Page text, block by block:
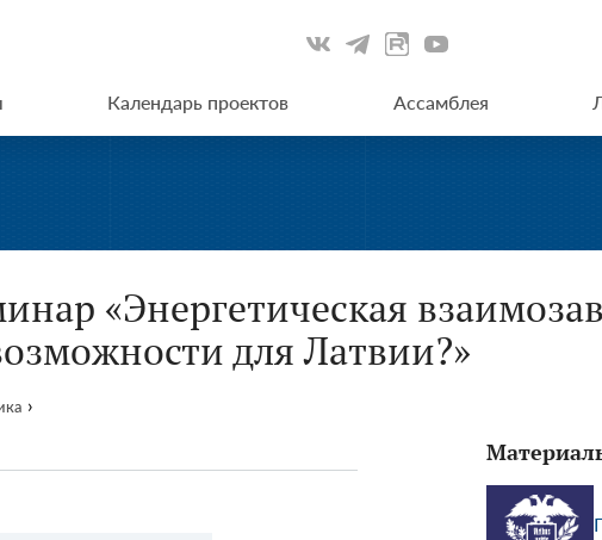
Календарь проектов Ассамблея
«Энергетическая
для Латвии?»
›